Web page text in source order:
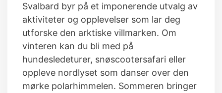
Svalbard byr på et imponerende utvalg av
aktiviteter og opplevelser som lar deg
utforske den arktiske villmarken. Om
vinteren kan du bli med på
hundesledeturer, snøscootersafari eller
oppleve nordlyset som danser over den
mørke polarhimmelen. Sommeren bringer